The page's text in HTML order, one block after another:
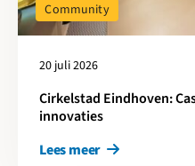
20 juli 2026
Cirkelstad Eindhoven:
innovaties
Community
Lees meer